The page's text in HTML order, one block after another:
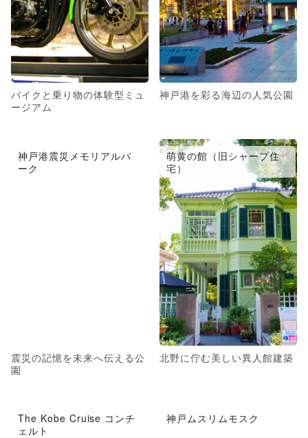
バイクと乗り物の体験型ミュ
ージアム
神戸港を彩る海辺の人気公園
神戸港震災メモリアルパ
ーク
震災の記憶を未来へ伝える公
園
萌黄の館（旧シャープ住
宅）
北野に佇む美しい異人館建築
The Kobe Cruise コンチ
ェルト
神戸ムスリムモスク